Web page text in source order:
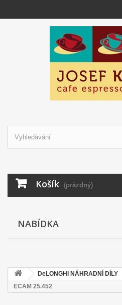
Košík (prázdný)
NABÍDKA
DeLONGHI NÁHRADNÍ DÍLY
ECAM 25.452